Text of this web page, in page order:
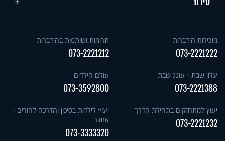
מזכירות הידברות
073-2221222
תרומות ושותפות בהידברות
073-2221212
עלון שבת - עונג שבת
073-2221388
עולם הילדים
073-3592800
יעוץ למתחזקים בתחילת הדרך
073-2221232
יעוץ לילדות בסיכון והדרכה להורים -
אתגר
073-3333320